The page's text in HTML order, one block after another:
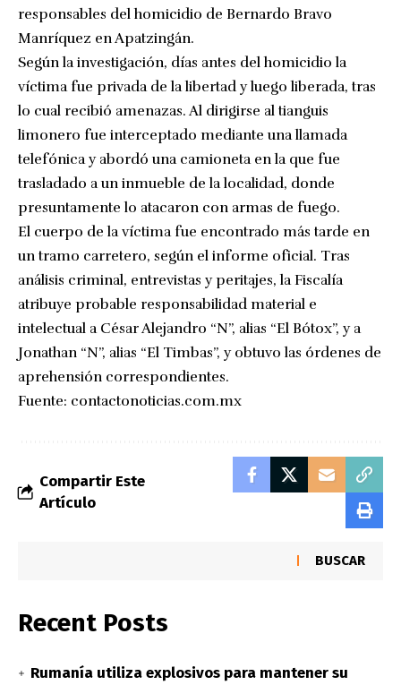
responsables del homicidio de Bernardo Bravo
Manríquez en Apatzingán.
Según la investigación, días antes del homicidio la
víctima fue privada de la libertad y luego liberada, tras
lo cual recibió amenazas. Al dirigirse al tianguis
limonero fue interceptado mediante una llamada
telefónica y abordó una camioneta en la que fue
trasladado a un inmueble de la localidad, donde
presuntamente lo atacaron con armas de fuego.
El cuerpo de la víctima fue encontrado más tarde en
un tramo carretero, según el informe oficial. Tras
análisis criminal, entrevistas y peritajes, la Fiscalía
atribuye probable responsabilidad material e
intelectual a César Alejandro “N”, alias “El Bótox”, y a
Jonathan “N”, alias “El Timbas”, y obtuvo las órdenes de
aprehensión correspondientes.
Fuente: contactonoticias.com.mx
Compartir Este
Artículo
BUSCAR
Recent Posts
Rumanía utiliza explosivos para mantener su